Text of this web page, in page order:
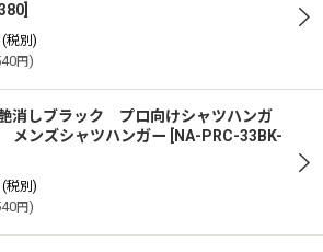
(税別)
円)
艶消しブラック プロ向けシャツハンガ
ンズシャツハンガー
NA-PRC-33BK-
(税別)
円)